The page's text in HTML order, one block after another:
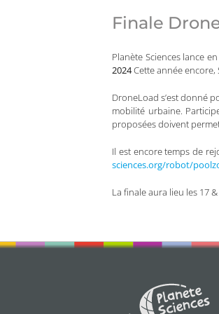
Finale
Planète Sciences lance
2024Cette année encore,
DroneLoad s’est donné
mobilité urbaine.
proposées doivent
Il est encore temps de
sciences.org/robot/
La finale aura lieu les 17